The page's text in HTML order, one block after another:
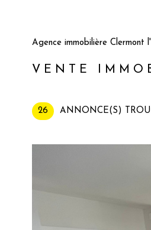
Agence immobilière Clermont
VENTE
26 ANNONCE(S)